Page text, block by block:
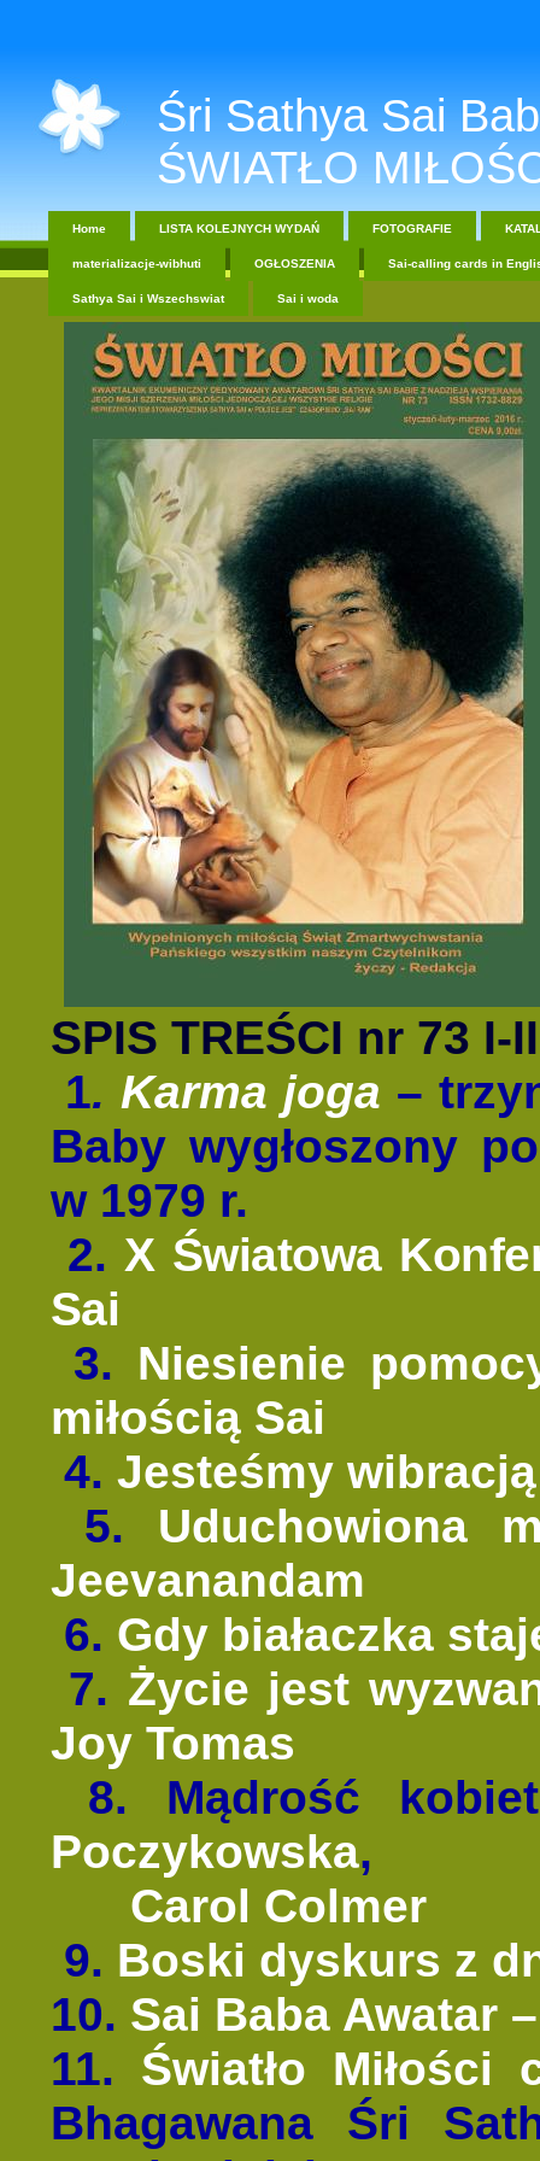
Śri Sathya Sai
ŚWIATŁO
Home LISTA KOLEJNYCH WYDAŃ FOTOGRAFIE
materializacje-wibhuti OGŁOSZENIA Sai-calling cards in
Sathya Sai i Wszechswiat Sai i woda
SPIS TREŚCI nr 73 I-
1. Karma joga –
Baby wygłoszony
w 1979 r.
2. X Światowa
Sai
3. Niesienie
miłością Sai
4. Jesteśmy wibracją
5. Uduchowiona
Jeevanandam
6. Gdy białaczka
7. Życie jest
Joy Tomas
8. Mądrość
Poczykowska,
Carol Colmer
9. Boski dyskurs z
10. Sai Baba Awatar
11. Światło Miłości
Bhagawana Śri